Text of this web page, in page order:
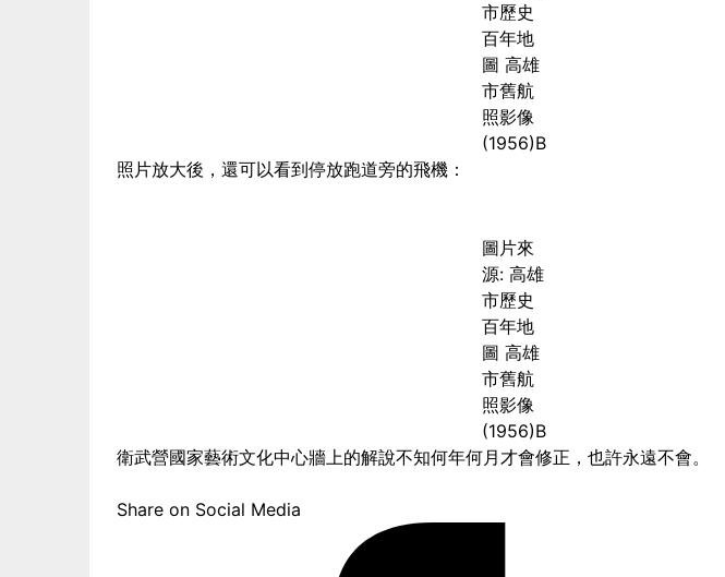
市歷史
百年地
圖 高雄
市舊航
照影像
(1956)B
照片放大後，還可以看到停放跑道旁的飛機：
圖片來
源: 高雄
市歷史
百年地
圖 高雄
市舊航
照影像
(1956)B
衛武營國家藝術文化中心牆上的解說不知何年何月才會修正，也許永遠不會。
Share on Social Media